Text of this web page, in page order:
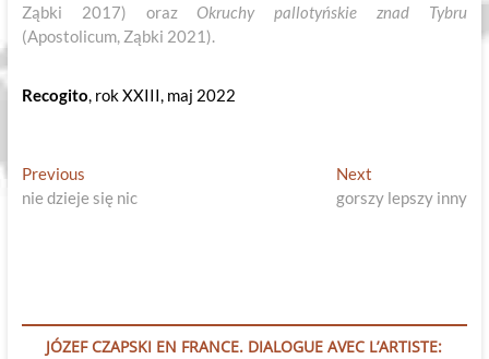
Ząbki 2017) oraz Okruchy pallotyńskie znad Tybru
(Apostolicum, Ząbki 2021).
Recogito , rok XXIII, maj 2022
Nawigacja
wpisu
PreviousPrevious
post:
nie dzieje się nic
Next
post:
gorszy lepszy inny
JÓZEF CZAPSKI EN FRANCE. DIALOGUE AVEC L’ARTISTE: